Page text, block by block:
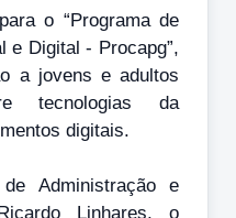
o “Programa de
e Digital - Procapg”,
a jovens e adultos
tecnologias da
digitais.
Administração e
Linhares, o